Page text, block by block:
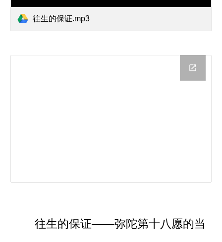
往生的保证.mp3
往生的保证——弥陀第十八愿的当